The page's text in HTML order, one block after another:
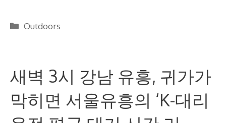
Categories
Outdoors
새벽 3시 강남 유흥, 귀가가
막히면 서울유흥의 ‘K-대리